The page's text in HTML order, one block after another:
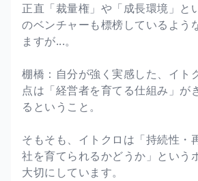
正直「裁量権」や「成長環境」と
のベンチャーも標榜しているよう
ますが...。
棚橋：自分が強く実感した、イト
点は「経営者を育てる仕組み」が
るということ。
そもそも、イトクロは「持続性・
社を育てられるかどうか」という
大切にしています。